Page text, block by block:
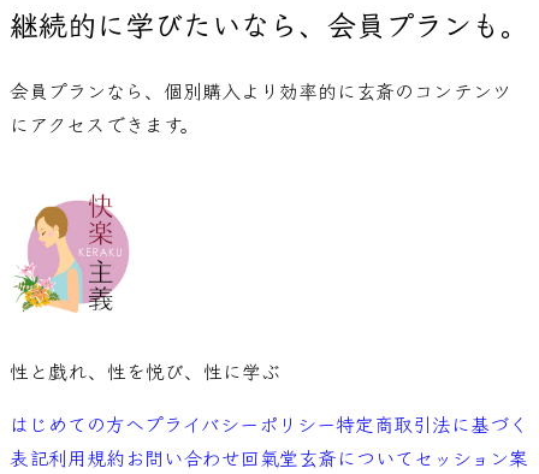
継続的に学びたいなら、 会員プランも。
会員プランなら、個別購入より効率的に玄斎のコンテンツ
にアクセスできます。
性と戯れ、性を悦び、性に学ぶ
はじめての方へプライバシーポリシー特定商取引法に基づく
表記利用規約お問い合わせ回氣堂玄斎についてセッション案